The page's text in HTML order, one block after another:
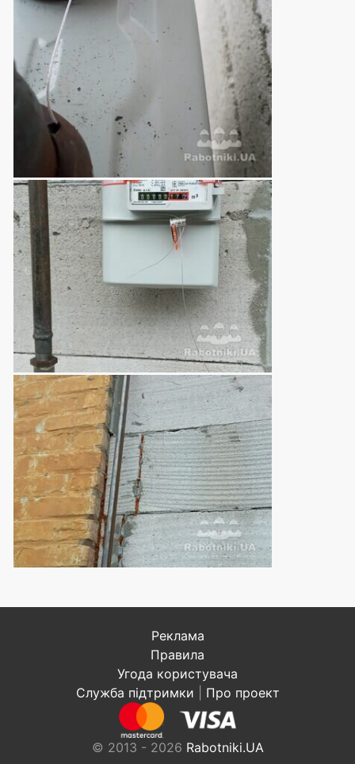
Реклама
Правила
Угода користувача
Служба підтримки
Про проект
© 2013 - 2026 Rabotniki.UA